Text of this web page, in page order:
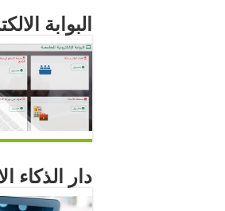
البوابة
دار الذكاء